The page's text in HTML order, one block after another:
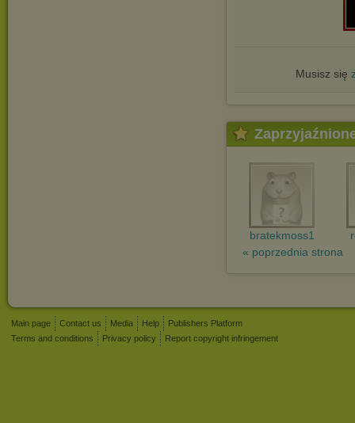
Musisz się
bratekmoss1
« poprzednia strona
Main page Contact us Media Help
Publishers Platform
Terms and conditions
Privacy policy Report copyright infringement